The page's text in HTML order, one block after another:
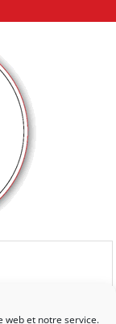
web et notre service.